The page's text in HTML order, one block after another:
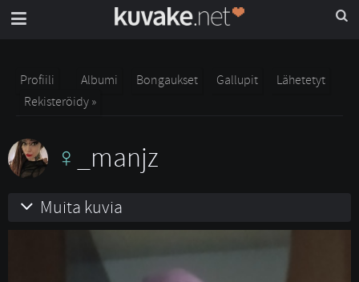
Profiili Albumi Bongaukset Gallupit
Lähetetyt
Rekisteröidy »
_manjz
Muita kuvia